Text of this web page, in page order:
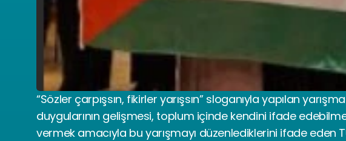
“Sözler çarpışsın, fikirler yarışsın” sloganıyla yapılan
duygularının gelişmesi, toplum içinde kendini ifade
vermek amacıyla bu yarışmayı düzenlediklerini ifade eden